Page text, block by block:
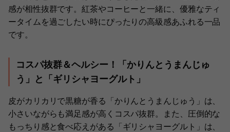
感が相性抜群です。紅茶やコーヒーと一緒に、優雅なティ
ータイムを過ごしたい時にぴったりの高級感あふれる一品
です。
コスパ抜群＆ヘルシー！「かりんとうまんじゅ
う」と「ギリシャヨーグルト」
皮がカリカリで黒糖が香る「かりんとうまんじゅう」は、
小さいながらも満足感が高くコスパ抜群。また、圧倒的な
もっちり感と食べ応えがある「ギリシャヨーグルト」は、